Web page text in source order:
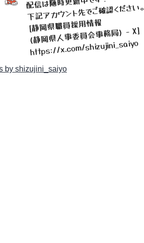
下記アカウント先でご確認ください。
[静岡県職員採用情報
(静岡県人事委員会事務局) - X]
https://x.com/shizujini_saiyo
by shizujini_saiyo